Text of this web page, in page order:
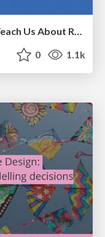
What Being in a Rock Band Can Teach Us About Real World SEO
0 1.1k